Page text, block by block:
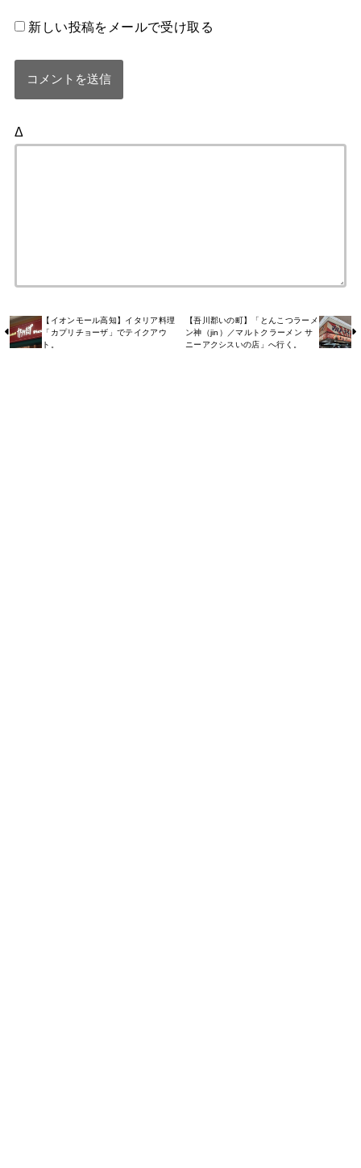
新しい投稿をメールで受け取る
Δ
【イオンモール高知】イタリア料理
「カプリチョーザ」でテイクアウ
ト。
【吾川郡いの町】「とんこつラーメ
ン神（jin）／マルトクラーメン サ
ニーアクシスいの店」へ行く。